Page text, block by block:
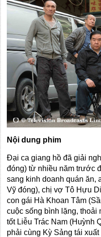
Nội dung phim
Đại ca giang hồ đã giải
đóng) từ nhiều năm trước
sang kinh doanh quán ăn,
Vỹ đóng), chị vợ Tô Hựu
con gái Hà Khoan Tâm
cuộc sống bình lặng,
tốt Liễu Trác Nam (Huỳnh
phải cùng Kỳ Sảng tái